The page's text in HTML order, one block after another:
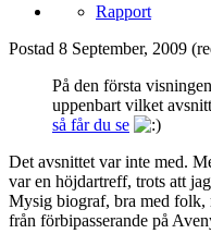
Rapport
Postad 8 September, 2009
På den första
uppenbart vilket
så får du se
Det avsnittet var inte med.
var en höjdartreff, trots att
Mysig biograf, bra med folk,
från förbipasserande på